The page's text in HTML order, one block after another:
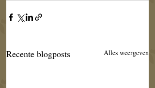
Recente blogposts Alles weergeven